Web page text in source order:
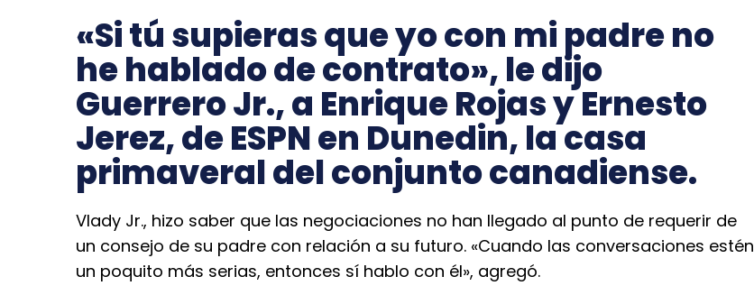
«Si tú supieras que yo con mi padre no
he hablado de contrato», le dijo
Guerrero Jr., a Enrique Rojas y Ernesto
Jerez, de ESPN en Dunedin, la casa
primaveral del conjunto canadiense.
Vlady Jr., hizo saber que las negociaciones no han llegado al punto de requerir de
un consejo de su padre con relación a su futuro. «Cuando las conversaciones estén
un poquito más serias, entonces sí hablo con él», agregó.